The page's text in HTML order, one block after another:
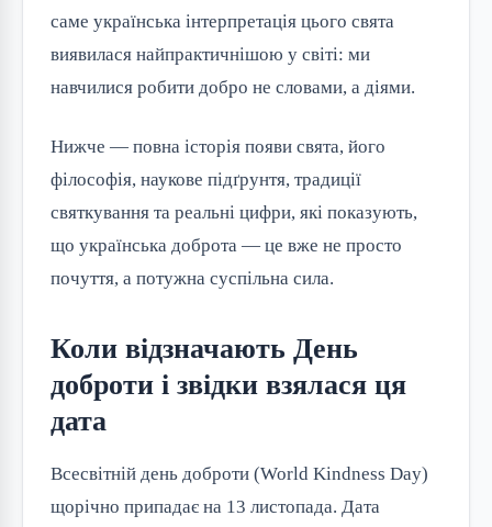
саме українська інтерпретація цього свята
виявилася найпрактичнішою у світі: ми
навчилися робити добро не словами, а діями.
Нижче — повна історія появи свята, його
філософія, наукове підґрунтя, традиції
святкування та реальні цифри, які показують,
що українська доброта — це вже не просто
почуття, а потужна суспільна сила.
Коли відзначають День
доброти і звідки взялася ця
дата
Всесвітній день доброти (World Kindness Day)
щорічно припадає на 13 листопада. Дата